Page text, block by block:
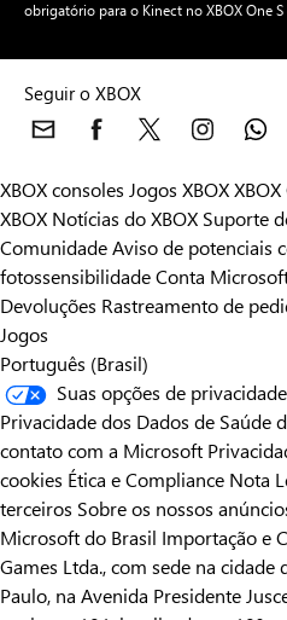
obrigatório para o Kinect no XBOX One S
Seguir o XBOX
XBOX consoles Jogos XBOXXBOX
XBOX Notícias do XBOX Suporte
ComunidadeAviso de potenciais
fotossensibilidadeConta
Devoluções Rastreamento de
Jogos
Português (Brasil)
Suas opções de privacidade
Privacidade dos Dados de Saúde
contato com a Microsoft
cookies Ética e Compliance Nota
terceiros Sobre os nossos
Microsoft do Brasil Importação e
Games Ltda., com sede na cidade
Paulo, na Avenida Presidente